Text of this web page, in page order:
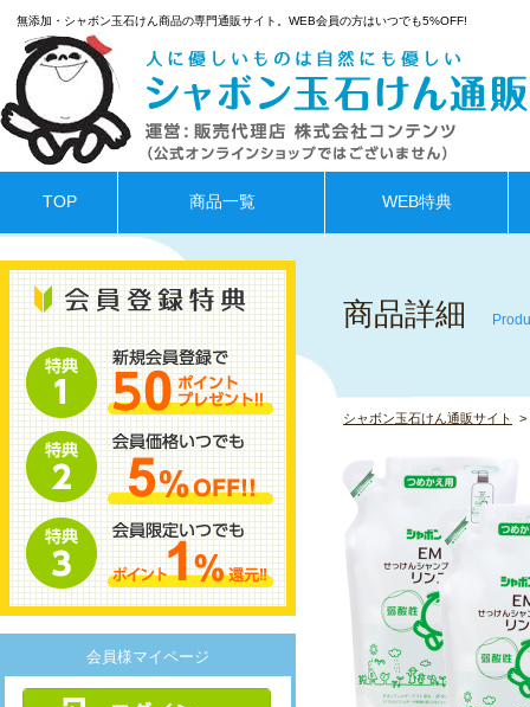
無添加・シャボン玉石けん商品の専門通販サイト。WEB会員の方はいつでも5%OFF!
TOP 商品一覧 WEB特典
会員様マイページ
商品詳細
シャボン玉石けん通販サイト >